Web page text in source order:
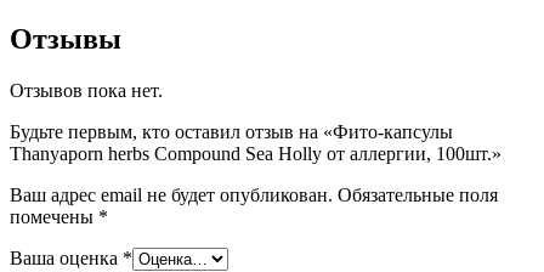
Отзывы
Отзывов пока нет.
Будьте первым, кто оставил отзыв на «Фито-капсулы
Thanyaporn herbs Compound Sea Holly от аллергии, 100шт.»
Ваш адрес email не будет опубликован. Обязательные поля
помечены *
Ваша оценка *